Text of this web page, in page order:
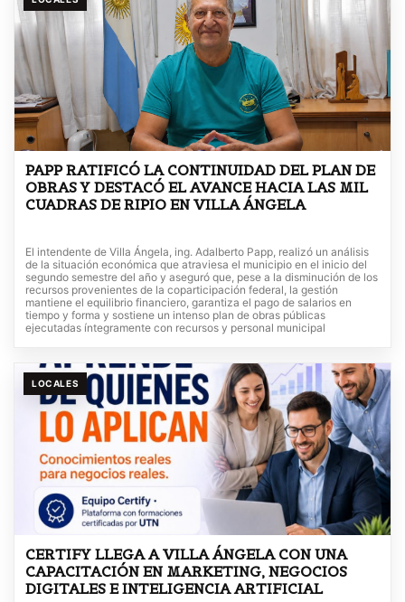
PAPP RATIFICÓ LA CONTINUIDAD DEL PLAN DE
OBRAS Y DESTACÓ EL AVANCE HACIA LAS MIL
CUADRAS DE RIPIO EN VILLA ÁNGELA
El intendente de Villa Ángela, ing. Adalberto Papp, realizó un análisis
de la situación económica que atraviesa el municipio en el inicio del
segundo semestre del año y aseguró que, pese a la disminución de los
recursos provenientes de la coparticipación federal, la gestión
mantiene el equilibrio financiero, garantiza el pago de salarios en
tiempo y forma y sostiene un intenso plan de obras públicas
ejecutadas íntegramente con recursos y personal municipal
LOCALES
CERTIFY LLEGA A VILLA ÁNGELA CON UNA
CAPACITACIÓN EN MARKETING, NEGOCIOS
DIGITALES E INTELIGENCIA ARTIFICIAL